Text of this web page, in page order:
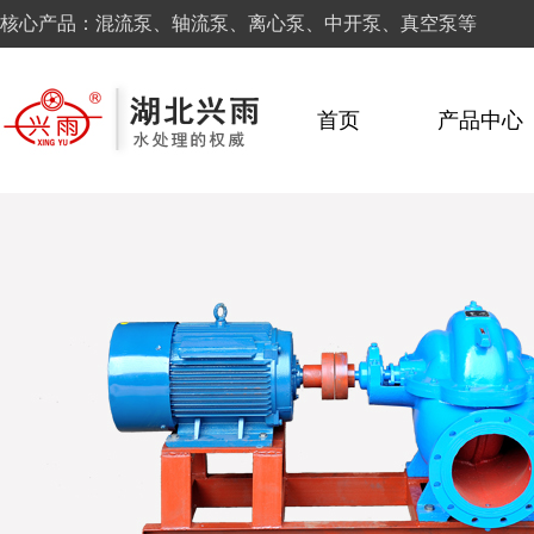
核心产品：混流泵、轴流泵、离心泵、中开泵、真空泵等
首页 产品中心